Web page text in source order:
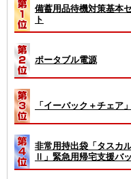
備蓄用品待機対策基本
ト
ポータブル電源
「イーバック＋チェア」
非常用持出袋「タスカ
Ⅱ」緊急用帰宅支援バ